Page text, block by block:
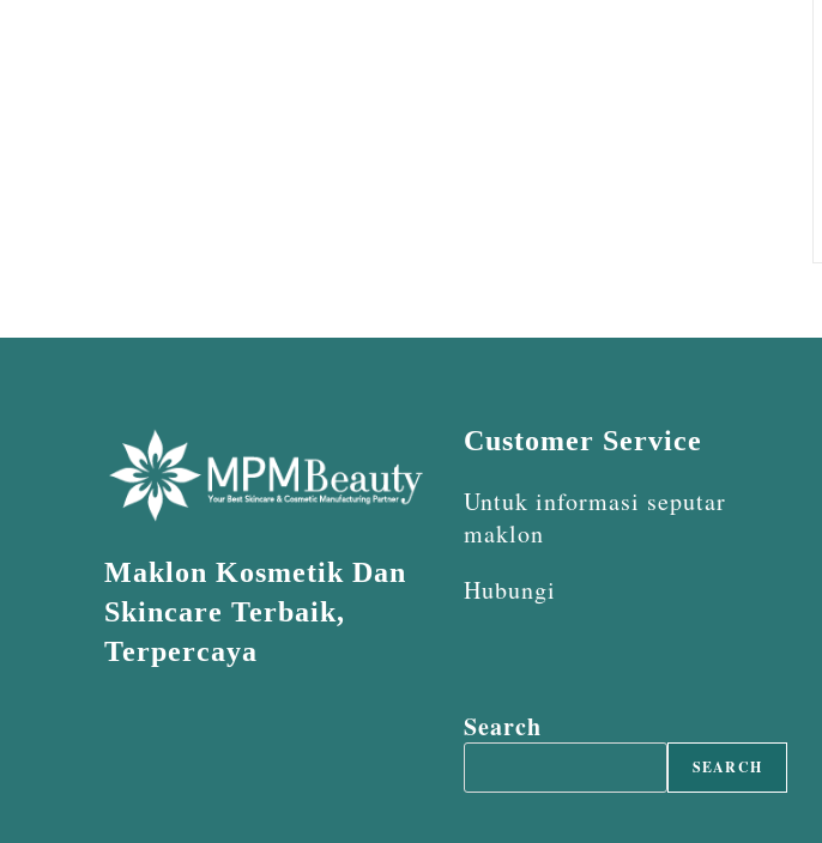
Maklon Kosmetik Dan
Skincare Terbaik,
Terpercaya
Customer Service
Untuk informasi seputar
maklon
Hubungi
Search
SEARCH